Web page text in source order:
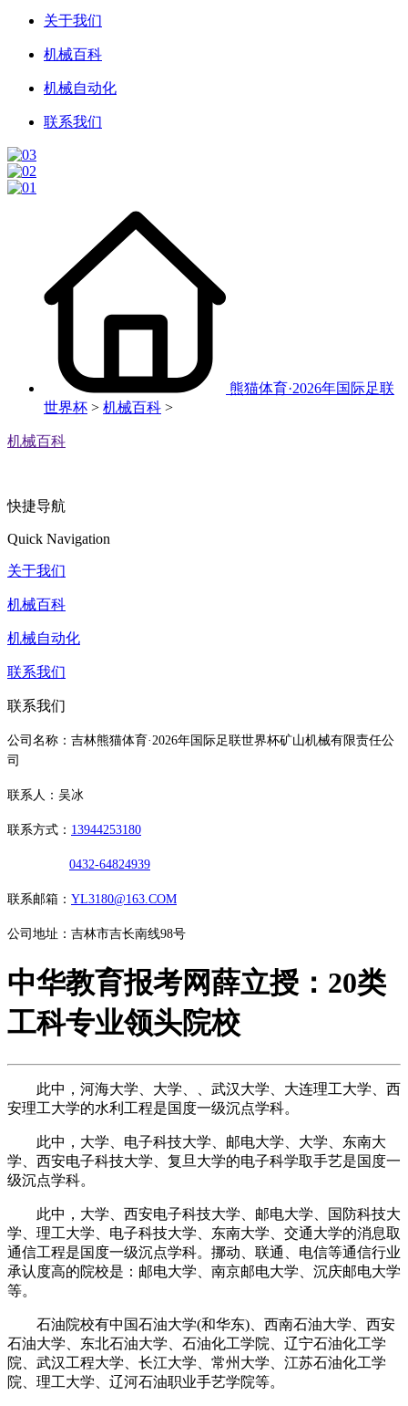
关于我们
机械百科
机械自动化
联系我们
熊猫体育·2026年国际足联
世界杯 > 机械百科 >
机械百科
快捷导航
Quick Navigation
关于我们
机械百科
机械自动化
联系我们
联系我们
公司名称：吉林熊猫体育·2026年国际足联世界杯矿山机械有限责任公
司
联系人：吴冰
联系方式： 13944253180
0432-64824939
联系邮箱： YL3180@163.COM
公司地址：吉林市吉长南线98号
中华教育报考网薛立授：20类
工科专业领头院校
此中，河海大学、大学、、武汉大学、大连理工大学、西
安理工大学的水利工程是国度一级沉点学科。
此中，大学、电子科技大学、邮电大学、大学、东南大
学、西安电子科技大学、复旦大学的电子科学取手艺是国度一
级沉点学科。
此中，大学、西安电子科技大学、邮电大学、国防科技大
学、理工大学、电子科技大学、东南大学、交通大学的消息取
通信工程是国度一级沉点学科。挪动、联通、电信等通信行业
承认度高的院校是：邮电大学、南京邮电大学、沉庆邮电大学
等。
石油院校有中国石油大学(和华东)、西南石油大学、西安
石油大学、东北石油大学、石油化工学院、辽宁石油化工学
院、武汉工程大学、长江大学、常州大学、江苏石油化工学
院、理工大学、辽河石油职业手艺学院等。